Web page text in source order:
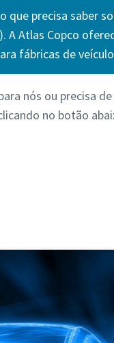
que precisa saber
A Atlas Copco
fábricas de
nós ou precisa
no botão